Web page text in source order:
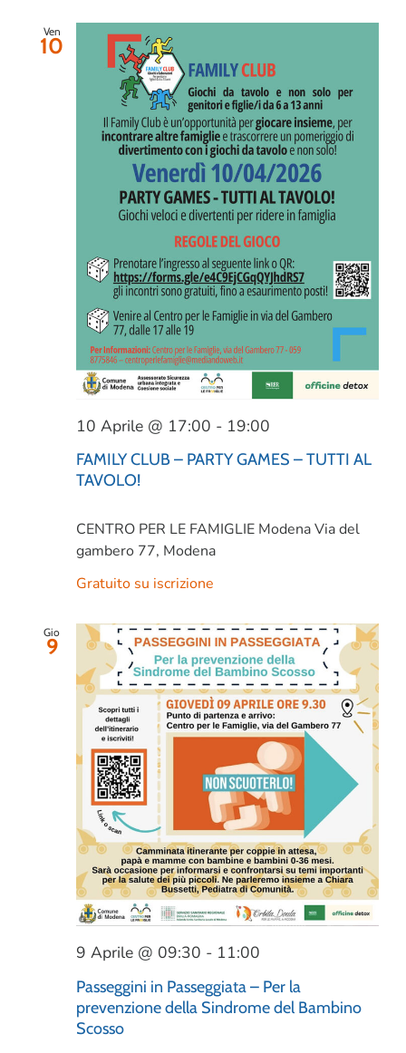
Ven
10
FAMILY CLUB – PARTY GAMES – TUTTI AL
TAVOLO!
10 Aprile @ 17:00 - 19:00
CENTRO PER LE FAMIGLIE ModenaVia del
gambero 77, Modena
Gratuito su iscrizione
Gio
9
Passeggini in Passeggiata – Per la
prevenzione della Sindrome del Bambino
Scosso
9 Aprile @ 09:30 - 11:00